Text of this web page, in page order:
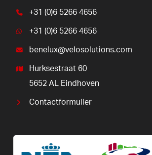
+31 (0)6 5266 4656
+31 (0)6 5266 4656
benelux@velosolutions.com
Hurksestraat 60
5652 AL Eindhoven
Contactformulier